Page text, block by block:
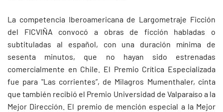
La competencia Iberoamericana de Largometraje Ficción
del FICVIÑA convocó a obras de ficción habladas o
subtituladas al español, con una duración mínima de
sesenta minutos, que no hayan sido estrenadas
comercialmente en Chile. El Premio Crítica Especializada
fue para "Las corrientes”, de Milagros Mumenthaler, cinta
que también recibió el Premio Universidad de Valparaíso a la
Mejor Dirección. El premio de mención especial a la Mejor